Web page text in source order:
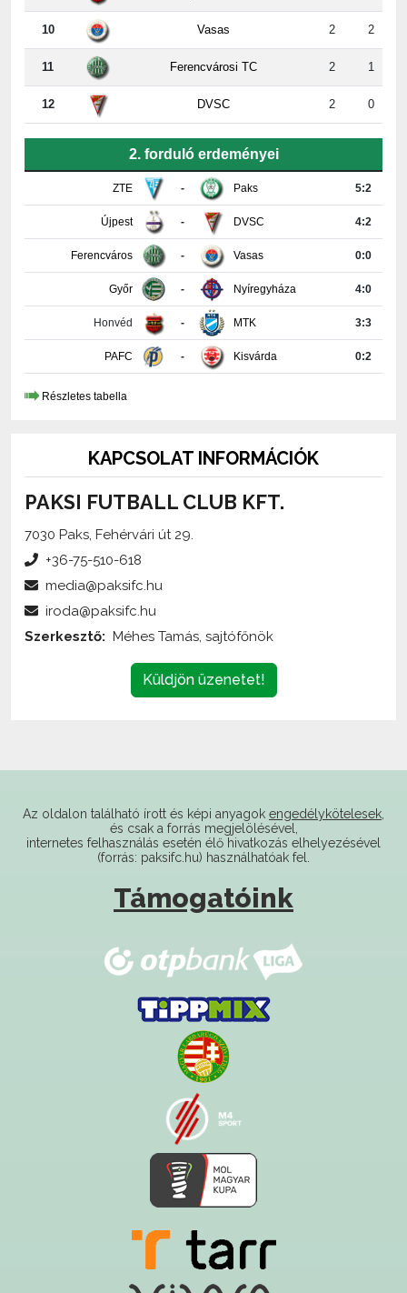
11 Ferencvárosi TC 2 1
12 DVSC 2 0
ZTE - Paks
Újpest DVSC 4:2
Ferencváros Vasas 0:0
Győr Nyíregyháza 4:0
Honvéd MTK 3:3
PAFC Kisvárda 0:2
Részletes tabella
PAKSI FUTBALL CLUB KFT.
7030 Paks, Fehérvári út 29.
Küldjön üzenetet!
internetes felhasználás esetén élő hivatkozás elhelyezésével
(forrás: paksifc.hu) használhatóak fel.
Támogatóink